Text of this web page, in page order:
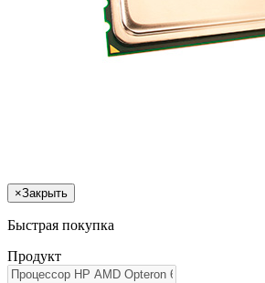
×Закрыть
Быстрая покупка
Продукт